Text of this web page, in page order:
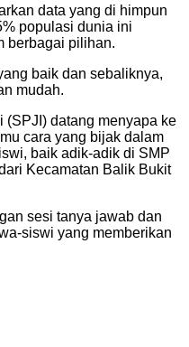
data yang di himpun
populasi dunia ini
berbagai pilihan.
baik dan sebaliknya,
mudah.
(SPJI) datang menyapa ke
cara yang bijak dalam
baik adik-adik di SMP
Kecamatan Balik Bukit
sesi tanya jawab dan
siswi yang memberikan